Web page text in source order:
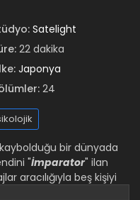
Satelight
22 dakika
Japonya
24
bir dünyada
"İmparator" ilan
aracılığıyla beş kişiyi
sağlar. Katılımcılar